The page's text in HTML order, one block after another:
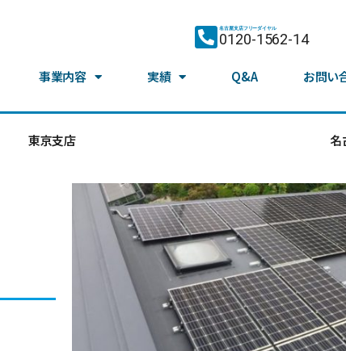
名古屋支店フリーダイヤル
0120-1562-14
事業内容 実績 Q&A お問い
東京支店 名